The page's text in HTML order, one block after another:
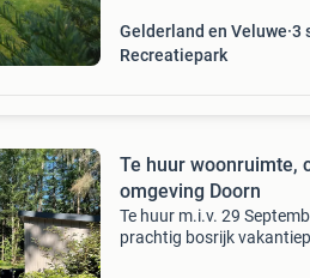
Gelderland en Veluwe 3
Recreatiepark
Te huur woonruimte,
omgeving Doorn
Te huur m.i.v. 29
prachtig bosrijk